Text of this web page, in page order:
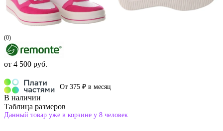
(0)
от 4 500 руб.
От 375 ₽ в месяц
В наличии
Таблица размеров
Данный товар уже в корзине у 8 человек